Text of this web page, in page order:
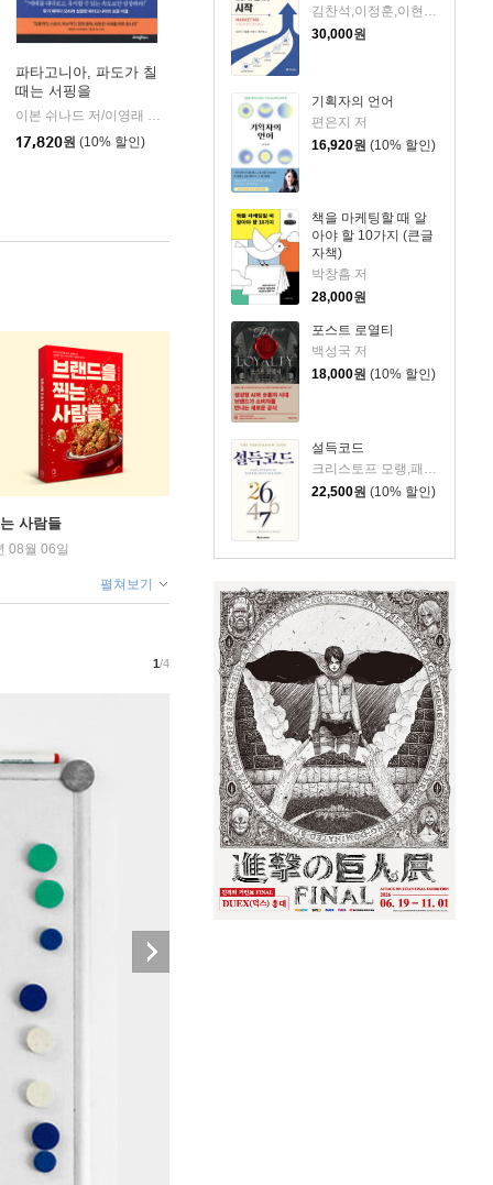
김찬석,이정훈,이현선,최우석 저
30,000원
기획자의 언어
편은지 저
16,920원 (10% 할인)
책을 마케팅할 때 알
아야 할 10가지 (큰글
자책)
박창흠 저
28,000원
포스트 로열티
백성국 저
18,000원 (10% 할인)
설득코드
크리스토프 모랭,패트릭 렌부아제 저/최인태 역
22,500원 (10% 할인)
파타고니아, 파도가 칠
때는 서핑을
이본 쉬나드 저/이영래 역
라이팅하우스
17,820원 (10% 할인)
사람들
08월 06일
펼쳐보기
1/4